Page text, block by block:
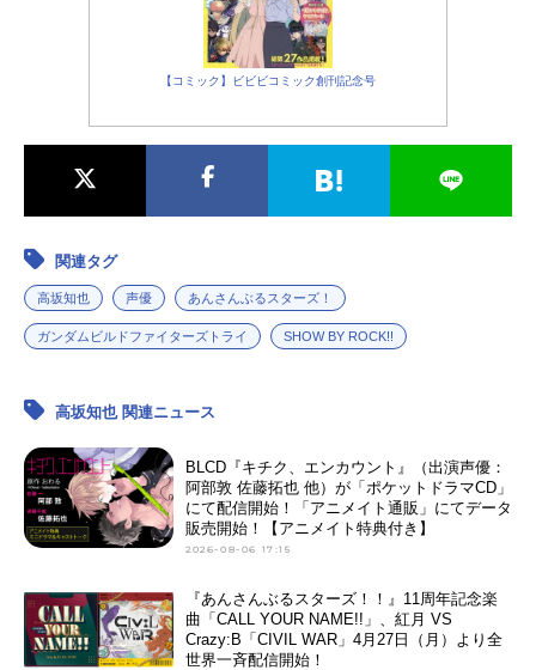
【コミック】ビビビコミック創刊記念号
関連タグ
高坂知也 声優 あんさんぶるスターズ！
ガンダムビルドファイターズトライ SHOW BY ROCK!!
高坂知也 関連ニュース
BLCD『キチク、エンカウント』（出演声優：
阿部敦 佐藤拓也 他）が「ポケットドラマCD」
にて配信開始！「アニメイト通販」にてデータ
販売開始！【アニメイト特典付き】
2026-08-06 17:15
『あんさんぶるスターズ！！』11周年記念楽
曲「CALL YOUR NAME!!」、紅月 VS
Crazy:B「CIVIL WAR」4月27日（月）より全
世界一斉配信開始！